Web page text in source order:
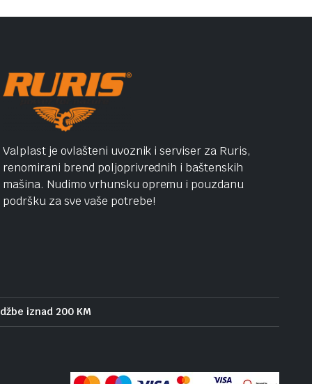
Valplast je ovlašteni uvoznik i serviser za Ruris,
renomirani brend poljoprivrednih i baštenskih
mašina. Nudimo vrhunsku opremu i pouzdanu
podršku za sve vaše potrebe!
iznad 200 KM